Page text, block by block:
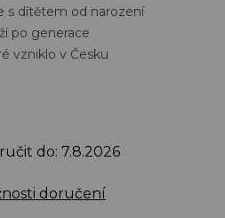
do: 7.8.2026
doručení
s dítětem od narození
po generace
vzniklo v Česku